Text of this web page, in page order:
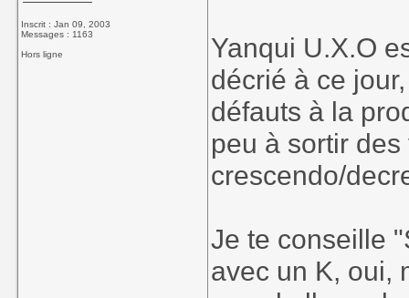
Inscrit : Jan 09, 2003
Messages : 1163
Hors ligne
Yanqui U.X.O
décrié à ce
défauts à la
peu à sortir
crescendo/
Je te conseille
avec un K, oui,